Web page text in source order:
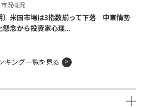
市況概況
）米国市場は3指数揃って下落 中東情勢
懸念から投資家心理...
キング一覧を見る